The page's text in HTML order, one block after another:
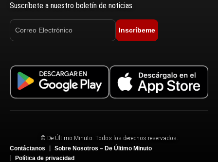
Suscríbete a nuestro boletín de noticias.
Inscríbeme
© De Último Minuto. Todos los derechos reservados.
Contáctanos
Sobre Nosotros – De Último Minuto
Política de privacidad